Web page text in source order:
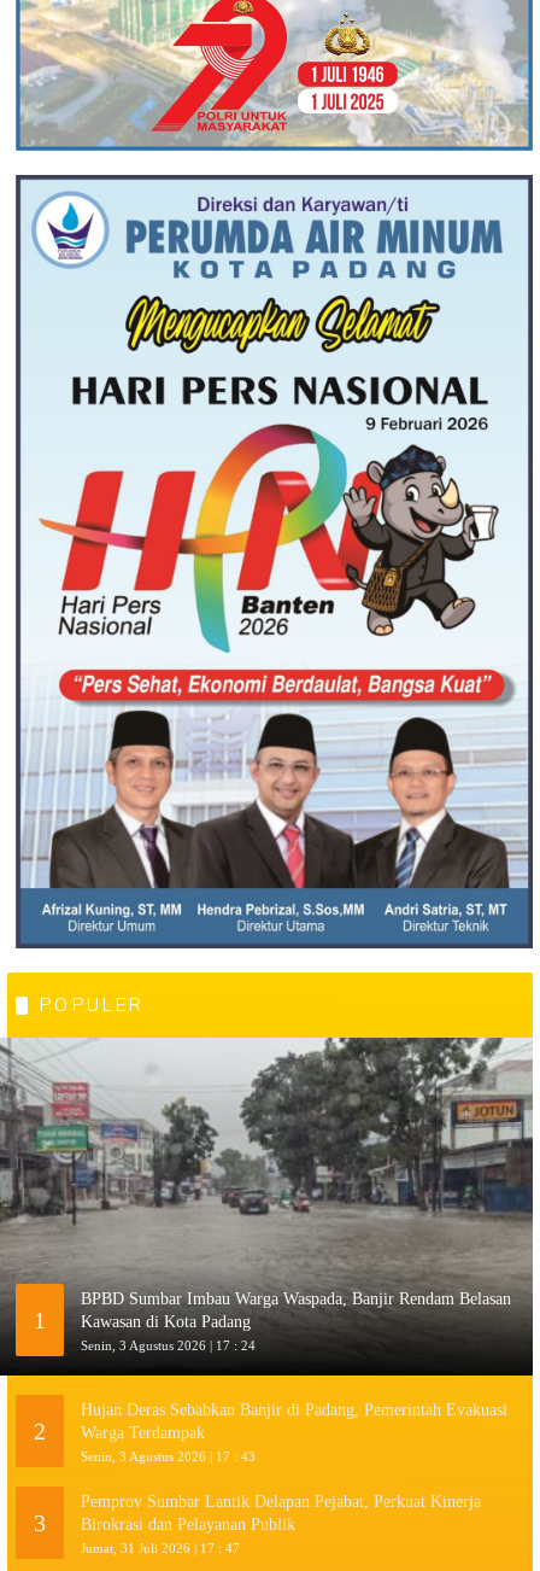
POPULER
1
BPBD Sumbar Imbau Warga Waspada, Banjir Rendam Belasan
Kawasan di Kota Padang
Senin, 3 Agustus 2026 | 17 : 24
2
Hujan Deras Sebabkan Banjir di Padang, Pemerintah Evakuasi
Warga Terdampak
Senin, 3 Agustus 2026 | 17 : 43
3
Pemprov Sumbar Lantik Delapan Pejabat, Perkuat Kinerja
Birokrasi dan Pelayanan Publik
Jumat, 31 Juli 2026 | 17 : 47